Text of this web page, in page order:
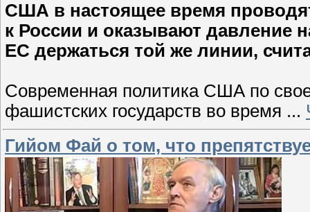
США в настоящее время
к России и оказывают давление
ЕС держаться той же линии,
Современная политика США по
фашистских государств во время ...
Гийом Фай о том, что